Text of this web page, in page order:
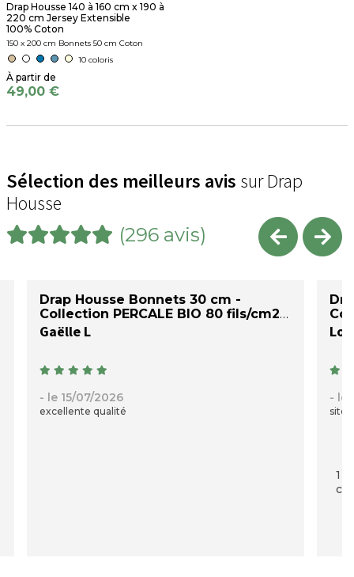
Drap Housse 140 à 160 cm x 190 à
220 cm Jersey Extensible
100% Coton
150 x 200 cm Bonnets 50 cm Coton
10 coloris
49,00 €
Sélection des meilleurs avis sur Drap
Housse
(296 avis)
Drap Housse Bonnets 30 cm -
Collection PERCALE BIO 80 fils/cm2
Gaëlle L
- le 15/07/2026
excellente qualité
- le
site
1